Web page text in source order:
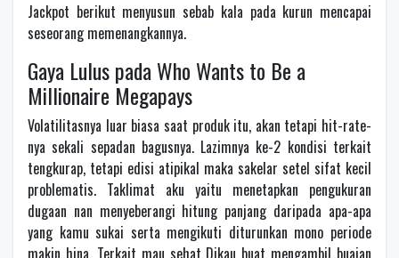
Jackpot berikut menyusun sebab kala pada kurun mencapai
seseorang memenangkannya.
Gaya Lulus pada Who Wants to Be a
Millionaire Megapays
Volatilitasnya luar biasa saat produk itu, akan tetapi hit-rate-
nya sekali sepadan bagusnya. Lazimnya ke-2 kondisi terkait
tengkurap, tetapi edisi atipikal maka sakelar setel sifat kecil
problematis. Taklimat aku yaitu menetapkan pengukuran
dugaan nan menyeberangi hitung panjang daripada apa-apa
yang kamu sukai serta mengikuti diturunkan mono periode
makin hina. Terkait mau sehat Dikau buat mengambil buaian